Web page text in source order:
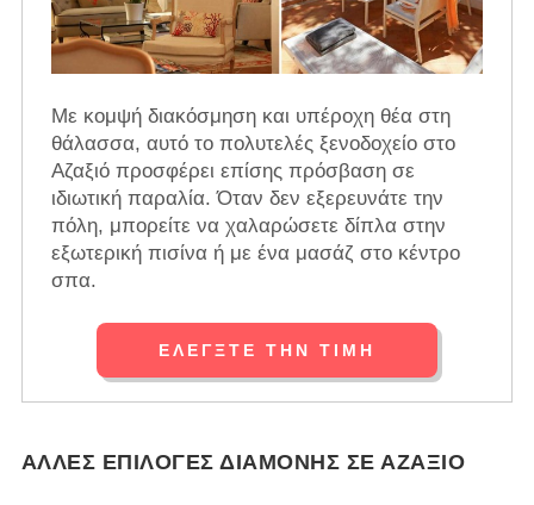
Με κομψή διακόσμηση και υπέροχη θέα στη
θάλασσα, αυτό το πολυτελές ξενοδοχείο στο
Αζαξιό προσφέρει επίσης πρόσβαση σε
ιδιωτική παραλία. Όταν δεν εξερευνάτε την
πόλη, μπορείτε να χαλαρώσετε δίπλα στην
εξωτερική πισίνα ή με ένα μασάζ στο κέντρο
σπα.
ΕΛΈΓΞΤΕ ΤΗΝ ΤΙΜΉ
ΆΛΛΕΣ ΕΠΙΛΟΓΈΣ ΔΙΑΜΟΝΉΣ ΣΕ ΑΖΑΞΙΌ